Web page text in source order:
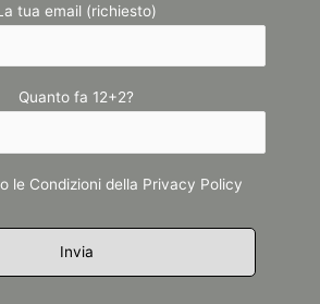
tua email (richiesto)
Quanto fa 12+2?
le Condizioni della Privacy Policy